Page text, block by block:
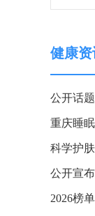
健康
公开话题：
重庆睡眠
科学护肤：顺
公开宣布排行榜
2026榜单刷新：合